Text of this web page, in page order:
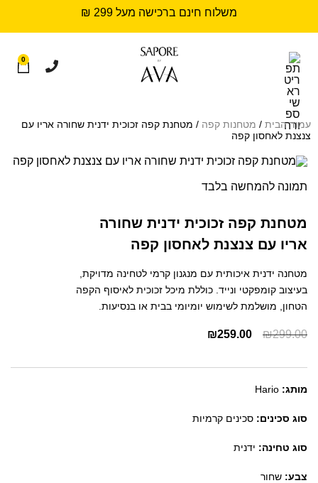
משלוח חינם ברכישה מעל 299 ₪
0
עמוד הבית / מטחנות קפה / מטחנת קפה זכוכית ידנית שחורה אריו עם
צנצנת לאחסון קפה
תמונה להמחשה בלבד
מטחנת קפה זכוכית ידנית שחורה
אריו עם צנצנת לאחסון קפה
מטחנה ידנית איכותית עם מנגנון קרמי לטחינה מדויקת,
בעיצוב קומפקטי ונייד. כוללת מיכל זכוכית לאיסוף הקפה
הטחון, מושלמת לשימוש יומיומי בבית או בנסיעות.
₪299.00
₪259.00
מותג: Hario
סוג סכינים: סכינים קרמיות
סוג טחינה: ידנית
צבע: שחור